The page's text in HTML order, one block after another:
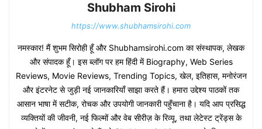
Shubham Sirohi
https://www.shubhamsirohi.com
नमस्कार! मैं शुभम सिरोही हूँ और Shubhamsirohi.com का संस्थापक, लेखक
और संपादक हूँ। इस ब्लॉग पर हम हिंदी में Biography, Web Series
Reviews, Movie Reviews, Trending Topics, खेल, इतिहास, मनोरंजन
और इंटरनेट से जुड़ी नई जानकारियाँ साझा करते हैं। हमारा उद्देश्य पाठकों तक
आसान भाषा में सटीक, रोचक और उपयोगी जानकारी पहुँचाना है। यदि आप प्रसिद्ध
व्यक्तियों की जीवनी, नई फिल्मों और वेब सीरीज़ के रिव्यू, तथा लेटेस्ट ट्रेंड्स के